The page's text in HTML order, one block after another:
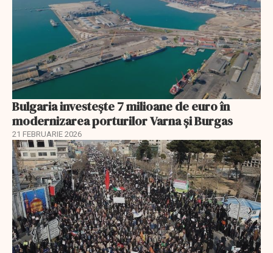
Bulgaria investește 7 milioane de euro în
modernizarea porturilor Varna și Burgas
21 FEBRUARIE 2026